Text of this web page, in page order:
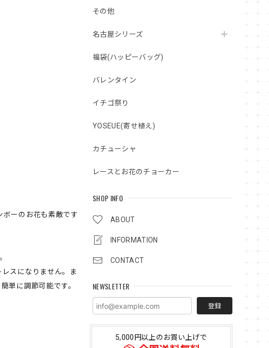
その他
名古屋シリーズ
福袋(ハッピーバッグ)
バレンタイン
イチゴ祭り
YOSEUE(寄せ植え)
カチューシャ
レースとお花のチョーカー
SHOP INFO
ABOUT
INFORMATION
CONTACT
NEWSLETTER
登録
5,000円以上のお買い上げで
ーのお花も素敵です
スになりません。ま
単に調節可能です。